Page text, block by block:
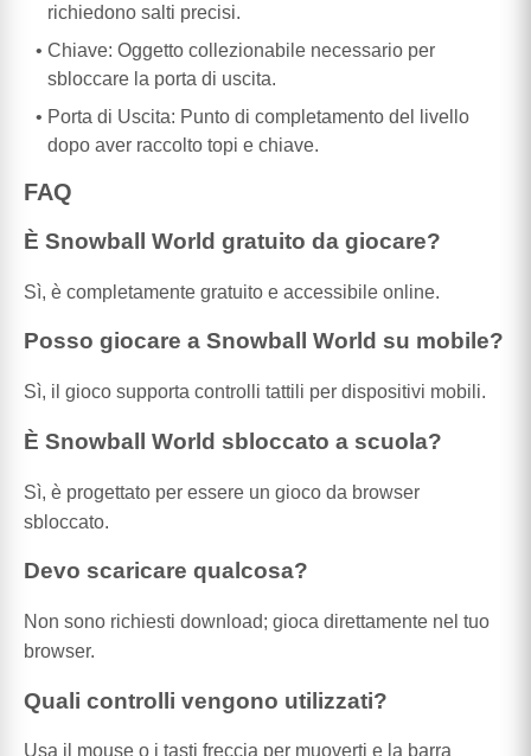
richiedono salti precisi.
Chiave: Oggetto collezionabile necessario per
sbloccare la porta di uscita.
Porta di Uscita: Punto di completamento del livello
dopo aver raccolto topi e chiave.
FAQ
È Snowball World gratuito da giocare?
Sì, è completamente gratuito e accessibile online.
Posso giocare a Snowball World su mobile?
Sì, il gioco supporta controlli tattili per dispositivi mobili.
È Snowball World sbloccato a scuola?
Sì, è progettato per essere un gioco da browser
sbloccato.
Devo scaricare qualcosa?
Non sono richiesti download; gioca direttamente nel tuo
browser.
Quali controlli vengono utilizzati?
Usa il mouse o i tasti freccia per muoverti e la barra